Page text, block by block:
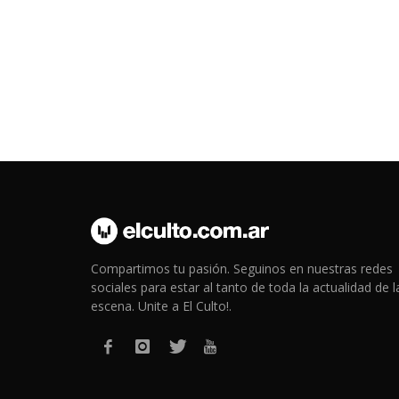
sociales para estar al tanto de toda la actualidad de
escena. Unite a El Culto!.
El Culto © 2015 - 2026 | Todos los derechos reservados.